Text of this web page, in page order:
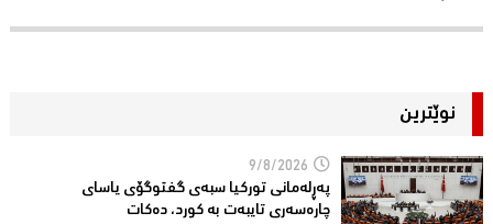
نوێترین
9/8/2026
پەڕلەمانی توركیا سبەی گفتوگۆی یاسای
چارەسەری تایبەت بە کورد، دەكات